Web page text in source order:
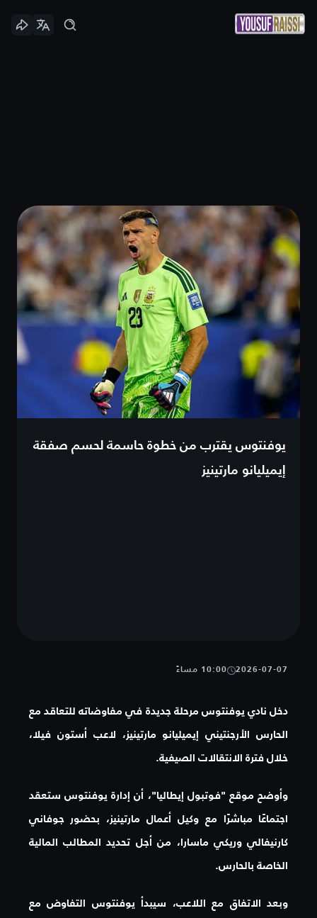
يوفنتوس يقترب من خطوة حاسمة لحسم صفقة
إيميليانو مارتينيز
2026-07-07 10:00 مساءً
دخل نادي يوفنتوس مرحلة جديدة في مفاوضاته للتعاقد مع
الحارس الأرجنتيني إيميليانو مارتينيز، لاعب أستون فيلا،
خلال فترة الانتقالات الصيفية.
وأوضح موقع "فوتبول إيطاليا"، أن إدارة يوفنتوس ستعقد
اجتماعًا مباشرًا مع وكيل أعمال مارتينيز، بحضور جوفاني
كارنيفالي وريكي ماسارا، من أجل تحديد المطالب المالية
الخاصة بالحارس.
وبعد الاتفاق مع اللاعب، سيبدأ يوفنتوس التفاوض مع